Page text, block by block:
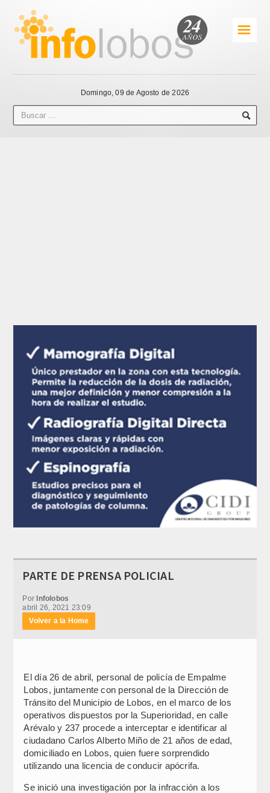
☰
Domingo, 09 de Agosto de 2026
PARTE DE PRENSA POLICIAL
PorInfolobos
abril 26, 2021 23:09
Volver a la Home
El día 26 de abril, personal de policía de Empalme
Lobos, juntamente con personal de la Dirección de
Tránsito del Municipio de Lobos, en el marco de los
operativos dispuestos por la Superioridad, en calle
Arévalo y 237 procede a interceptar e identificar al
ciudadano Carlos Alberto Miño de 21 años de edad,
domiciliado en Lobos, quien fuere sorprendido
utilizando una licencia de conducir apócrifa.
Se inició una investigación por la infracción a los